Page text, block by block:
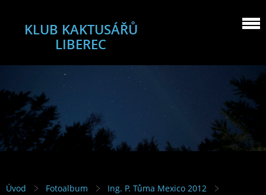
KLUB KAKTUSÁŘŮ
LIBEREC
Úvod Fotoalbum
Ing. P. Tůma Mexico 2012